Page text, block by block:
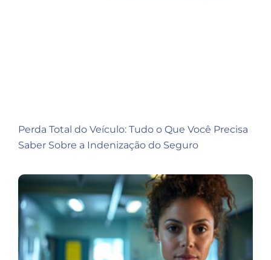
Perda Total do Veículo: Tudo o Que Você Precisa
Saber Sobre a Indenização do Seguro